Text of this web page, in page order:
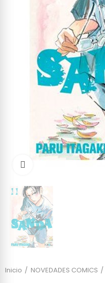
Inicio NOVEDADES COMICS